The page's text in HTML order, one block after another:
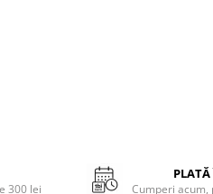
300 lei Cumperi